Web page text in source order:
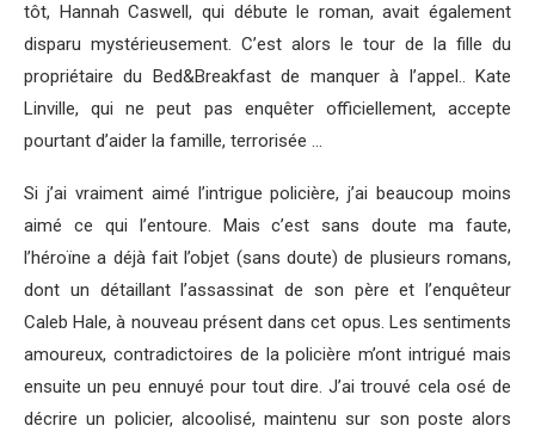
tôt, Hannah Caswell, qui débute le roman, avait également
disparu mystérieusement. C’est alors le tour de la fille du
propriétaire du Bed&Breakfast de manquer à l’appel.. Kate
Linville, qui ne peut pas enquêter officiellement, accepte
pourtant d’aider la famille, terrorisée …
Si j’ai vraiment aimé l’intrigue policière, j’ai beaucoup moins
aimé ce qui l’entoure. Mais c’est sans doute ma faute,
l’héroïne a déjà fait l’objet (sans doute) de plusieurs romans,
dont un détaillant l’assassinat de son père et l’enquêteur
Caleb Hale, à nouveau présent dans cet opus. Les sentiments
amoureux, contradictoires de la policière m’ont intrigué mais
ensuite un peu ennuyé pour tout dire. J’ai trouvé cela osé de
décrire un policier, alcoolisé, maintenu sur son poste alors